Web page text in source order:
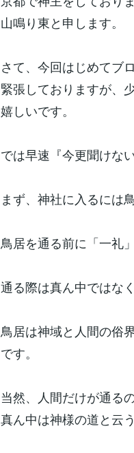
山鳴り東と申します。
さて、今回はじめてブ
緊張しておりますが、
嬉しいです。
では早速『今更聞けな
まず、神社に入るには
鳥居を通る前に「一礼
通る際は真ん中ではな
鳥居は神域と人間の俗
です。
当然、人間だけが通る
真ん中は神様の道と云